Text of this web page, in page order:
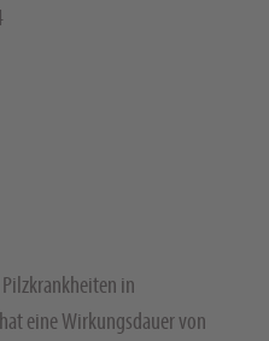
in
eine Wirkungsdauer von